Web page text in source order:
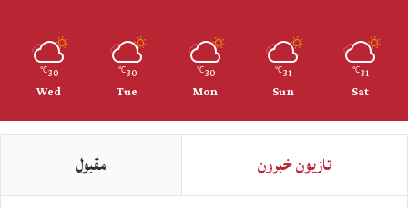
31
℃
Sat
31
℃
Sun
30
℃
Mon
30
℃
Tue
30
℃
Wed
تازيون خبرون مقبول